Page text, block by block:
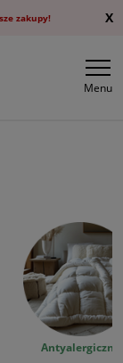
zakupy! X
Menu
Antyalergiczne